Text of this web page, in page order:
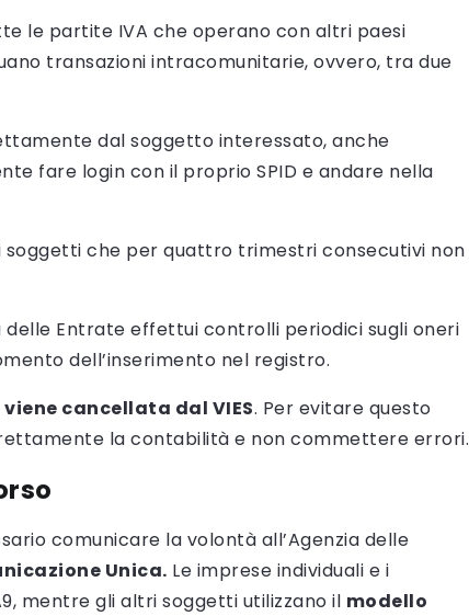
le partite IVA che operano con altri paesi
transazioni intracomunitarie, ovvero, tra due
dal soggetto interessato, anche
fare login con il proprio SPID e andare nella
i soggetti che per quattro trimestri consecutivi non
delle Entrate effettui controlli periodici sugli oneri
dell’inserimento nel registro.
cancellata dal VIES. Per evitare questo
la contabilità e non commettere errori.
comunicare la volontà all’Agenzia delle
Unica. Le imprese individuali e i
mentre gli altri soggetti utilizzano il modello